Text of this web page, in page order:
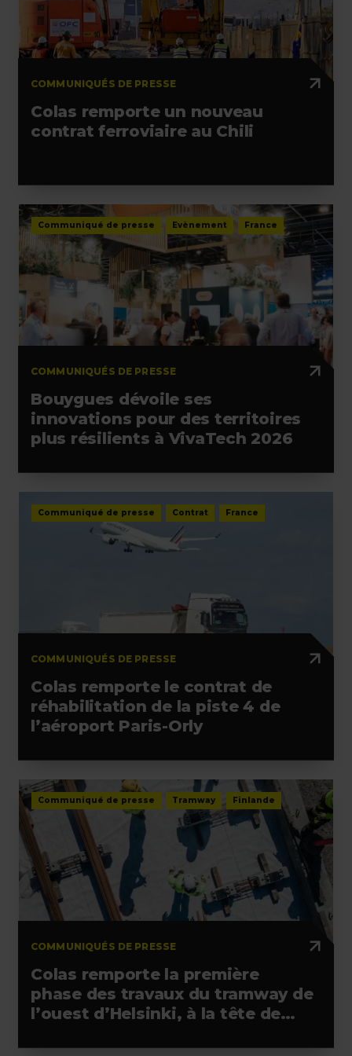
COMMUNIQUÉS DE PRESSE
Colas remporte un nouveau
contrat ferroviaire au Chili
Communiqué de presse Evènement France
COMMUNIQUÉS DE PRESSE
Bouygues dévoile ses
innovations pour des territoires
plus résilients à VivaTech 2026
Communiqué de presse Contrat France
COMMUNIQUÉS DE PRESSE
Colas remporte le contrat de
réhabilitation de la piste 4 de
l’aéroport Paris-Orly
Communiqué de presse Tramway Finlande
COMMUNIQUÉS DE PRESSE
Colas remporte la première
phase des travaux du tramway de
l’ouest d’Helsinki, à la tête de